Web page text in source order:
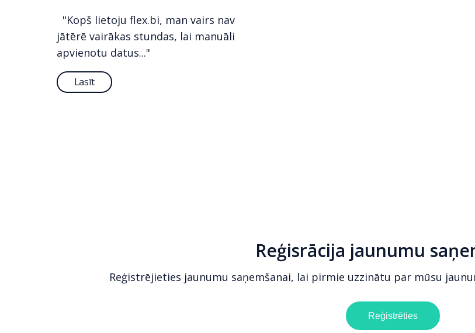
"Kopš lietoju flex.bi, man vairs nav
jātērē vairākas stundas, lai manuāli
apvienotu datus..."
Lasīt
Reģisrācija jaunumu
Reģistrējieties jaunumu saņemšanai, lai pirmie uzzinātu par mūsu
Reģistrēties